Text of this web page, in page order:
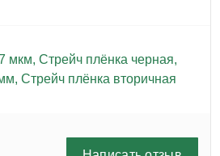
мкм, Стрейч плёнка черная,
, Стрейч плёнка вторичная